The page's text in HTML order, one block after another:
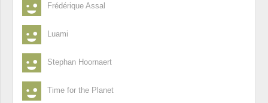
Frédérique Assal
Luami
Stephan Hoornaert
Time for the Planet